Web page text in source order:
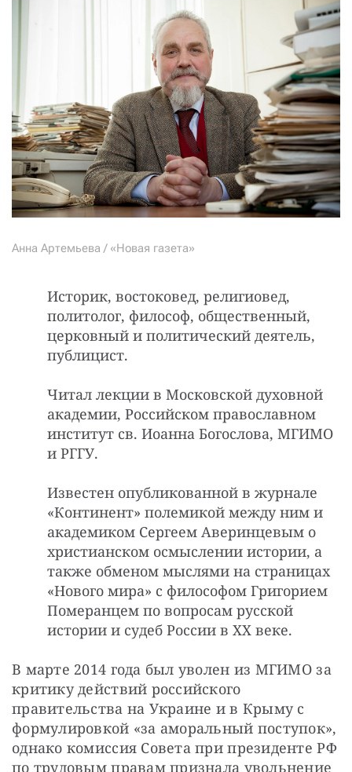
Анна Артемьева / «Новая газета»
Историк, востоковед, религиовед,
политолог, философ, общественный,
церковный и политический деятель,
публицист.
Читал лекции в Московской духовной
академии, Российском православном
институт св. Иоанна Богослова, МГИМО
и РГГУ.
Известен опубликованной в журнале
«Континент» полемикой между ним и
академиком Сергеем Аверинцевым о
христианском осмыслении истории, а
также обменом мыслями на страницах
«Нового мира» с философом Григорием
Померанцем по вопросам русской
истории и судеб России в XX веке.
В марте 2014 года был уволен из МГИМО за
критику действий российского
правительства на Украине и в Крыму с
формулировкой «за аморальный поступок»,
однако комиссия Совета при президенте РФ
по трудовым правам признала увольнение